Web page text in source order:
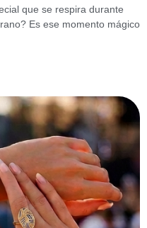
que se respira durante
Es ese momento mágico